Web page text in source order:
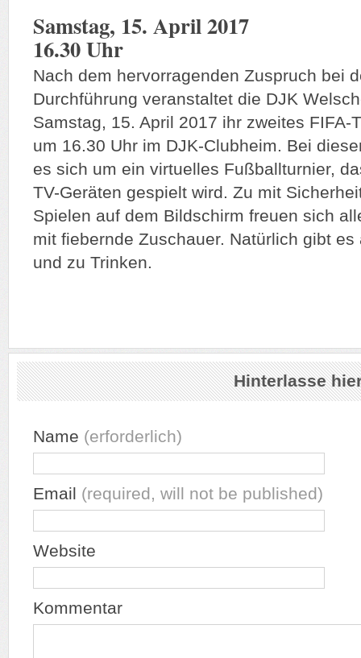
Samstag, 15. April 2017
16.30 Uhr
Nach dem hervorragenden Zuspruch bei
Durchführung veranstaltet die DJK
Samstag, 15. April 2017 ihr zweites FIFA-
um 16.30 Uhr im DJK-Clubheim. Bei
es sich um ein virtuelles Fußballturnier,
TV-Geräten gespielt wird. Zu mit
Spielen auf dem Bildschirm freuen sich
mit fiebernde Zuschauer. Natürlich gibt
und zu Trinken.
Hinterlasse
Name (erforderlich)
Email (required, will not be published)
Website
Kommentar